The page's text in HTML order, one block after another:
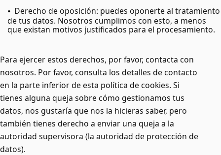
Derecho de oposición: puedes oponerte al tratamiento
de tus datos. Nosotros cumplimos con esto, a menos
que existan motivos justificados para el procesamiento.
Para ejercer estos derechos, por favor, contacta con
nosotros. Por favor, consulta los detalles de contacto
en la parte inferior de esta política de cookies. Si
tienes alguna queja sobre cómo gestionamos tus
datos, nos gustaría que nos la hicieras saber, pero
también tienes derecho a enviar una queja a la
autoridad supervisora (la autoridad de protección de
datos).